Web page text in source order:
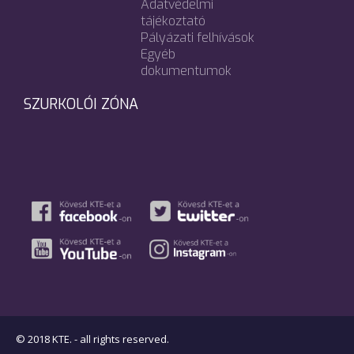
Adatvédelmi
tájékoztató
Pályázati felhívások
Egyéb
dokumentumok
SZURKOLÓI ZÓNA
© 2018 KTE. - all rights reserved.